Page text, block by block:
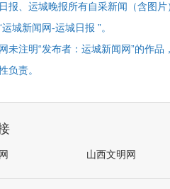
报、运城晚报所有自采新闻（含图
城新闻网-运城日报 ”。
未注明“发布者：运城新闻网”的作
负责。
山西文明网